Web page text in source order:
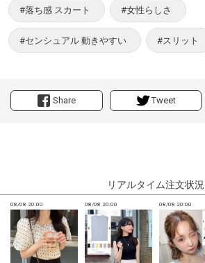
Share Tweet
#落ち感 スカート #女性らしさ
#センシュアル 動きやすい #スリット
リアルタイム注文状況
08/08 20:00 08/08 20:00 08/08 20:00